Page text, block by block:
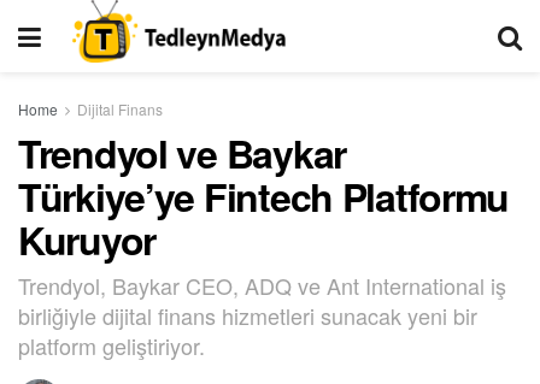
Home Dijital Finans
Trendyol ve Baykar
Türkiye’ye Fintech Platformu
Kuruyor
Trendyol, Baykar CEO, ADQ ve Ant International iş
birliğiyle dijital finans hizmetleri sunacak yeni bir
platform geliştiriyor.